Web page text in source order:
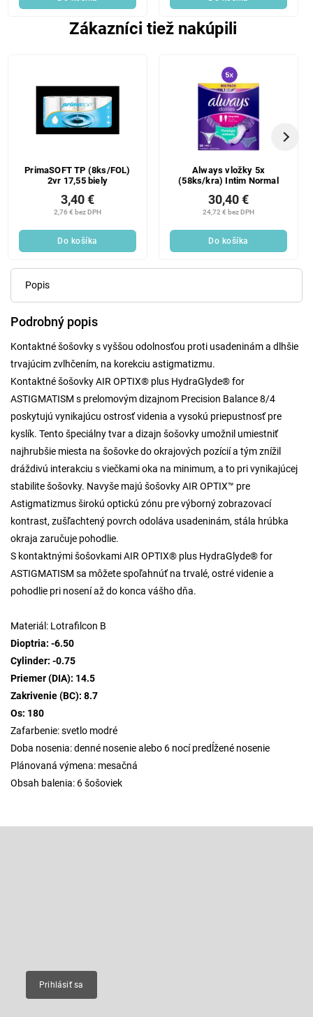
Zákazníci tiež nakúpili
PrimaSOFT TP (8ks/FOL)
2vr 17,55 biely
2,76 € bez DPH
3,40 €
Do košíka
Always vložky 5x
(58ks/kra) Intim Normal
24,72 € bez DPH
30,40 €
Do košíka
Popis
Podrobný popis
Kontaktné šošovky s vyššou odolnosťou proti usadeninám a dlhšie
trvajúcim zvlhčením, na korekciu astigmatizmu.
Kontaktné šošovky AIR OPTIX® plus HydraGlyde® for
ASTIGMATISM s prelomovým dizajnom Precision Balance 8/4
poskytujú vynikajúcu ostrosť videnia a vysokú priepustnosť pre
kyslík. Tento špeciálny tvar a dizajn šošovky umožnil umiestniť
najhrubšie miesta na šošovke do okrajových pozícií a tým znížil
dráždivú interakciu s viečkami oka na minimum, a to pri vynikajúcej
stabilite šošovky. Navyše majú šošovky AIR OPTIX™ pre
Astigmatizmus širokú optickú zónu pre výborný zobrazovací
kontrast, zušľachtený povrch odoláva usadeninám, stála hrúbka
okraja zaručuje pohodlie.
S kontaktnými šošovkami AIR OPTIX® plus HydraGlyde® for
ASTIGMATISM sa môžete spoľahnúť na trvalé, ostré videnie a
pohodlie pri nosení až do konca vášho dňa.
Materiál: Lotrafilcon B
Dioptria: -6.50
Cylinder: -0.75
Priemer (DIA): 14.5
Zakrivenie (BC): 8.7
Os: 180
Zafarbenie: svetlo modré
Doba nosenia: denné nosenie alebo 6 nocí predĺžené nosenie
Plánovaná výmena: mesačná
Obsah balenia: 6 šošoviek
Prihlásiť sa